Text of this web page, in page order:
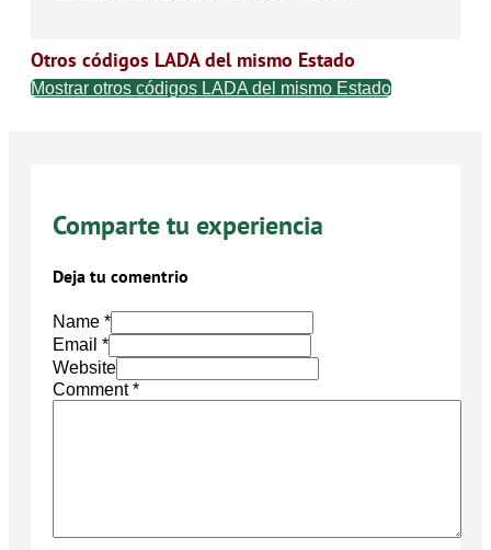
Otros códigos LADA del mismo Estado
Mostrar otros códigos LADA del mismo Estado
Comparte tu experiencia
Deja tu comentrio
Name *
Email *
Website
Comment*